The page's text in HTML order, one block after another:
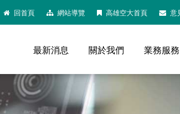
回首頁 網站導覽 高雄空大首頁 意
最新消息 關於我們 業務服務